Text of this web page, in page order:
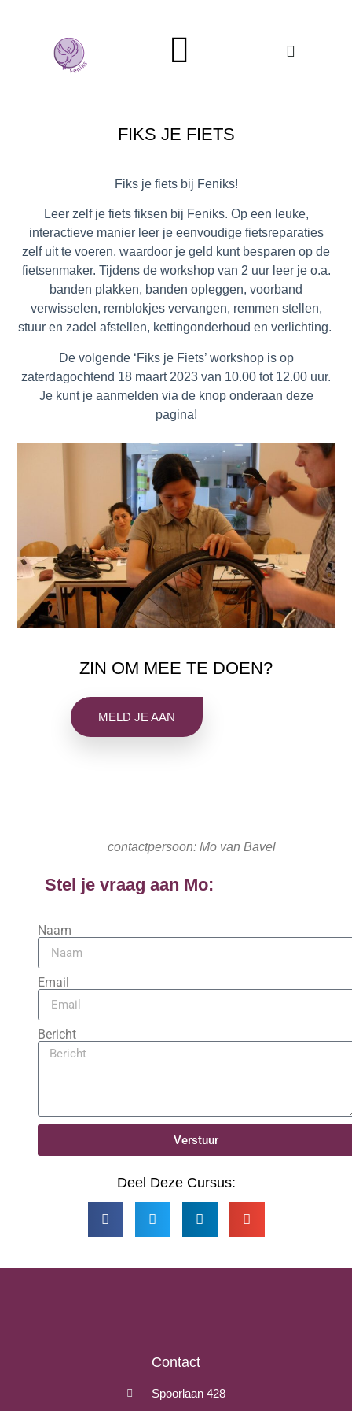
FIKS JE FIETS
Fiks je fiets bij Feniks!
Leer zelf je fiets fiksen bij Feniks. Op een leuke,
interactieve manier leer je eenvoudige fietsreparaties
zelf uit te voeren, waardoor je geld kunt besparen op de
fietsenmaker. Tijdens de workshop van 2 uur leer je o.a.
banden plakken, banden opleggen, voorband
verwisselen, remblokjes vervangen, remmen stellen,
stuur en zadel afstellen, kettingonderhoud en verlichting.
De volgende ‘Fiks je Fiets’ workshop is op
zaterdagochtend 18 maart 2023 van 10.00 tot 12.00 uur.
Je kunt je aanmelden via de knop onderaan deze
pagina!
ZIN OM MEE TE DOEN?
MELD JE AAN
contactpersoon: Mo van Bavel
Stel je vraag aan Mo:
Naam
Email
Bericht
Verstuur
Deel Deze Cursus:
Contact
Spoorlaan 428